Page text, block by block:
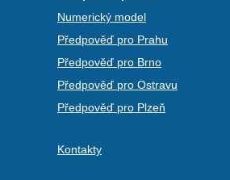
Numerický model
Předpověď pro Prahu
Předpověď pro Brno
Předpověď pro Ostravu
Předpověď pro Plzeň
Kontakty